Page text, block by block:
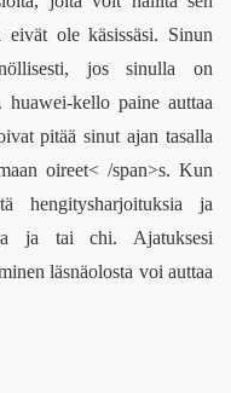
ole käsissäsi. Sinun
jos sinulla on
. huawei-kello paine auttaa
pitää sinut ajan tasalla
oireet< /span>s. Kun
hengitysharjoituksia ja
ja tai chi. Ajatuksesi
läsnäolosta voi auttaa